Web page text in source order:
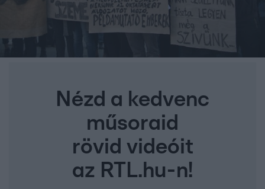
Nézd a kedvenc
műsoraid
rövid videóit
az RTL.hu-n!